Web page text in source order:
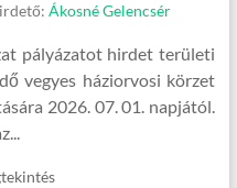
Ákosné Gelencsér
pályázatot hirdet területi
vegyes háziorvosi körzet
2026. 07. 01. napjától.